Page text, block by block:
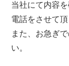
当社にて内容
電話をさせて頂
また、お急ぎ
い。